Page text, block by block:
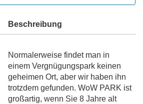
Beschreibung
Normalerweise findet man in
einem Vergnügungspark keinen
geheimen Ort, aber wir haben ihn
trotzdem gefunden. WoW PARK ist
großartig, wenn Sie 8 Jahre alt